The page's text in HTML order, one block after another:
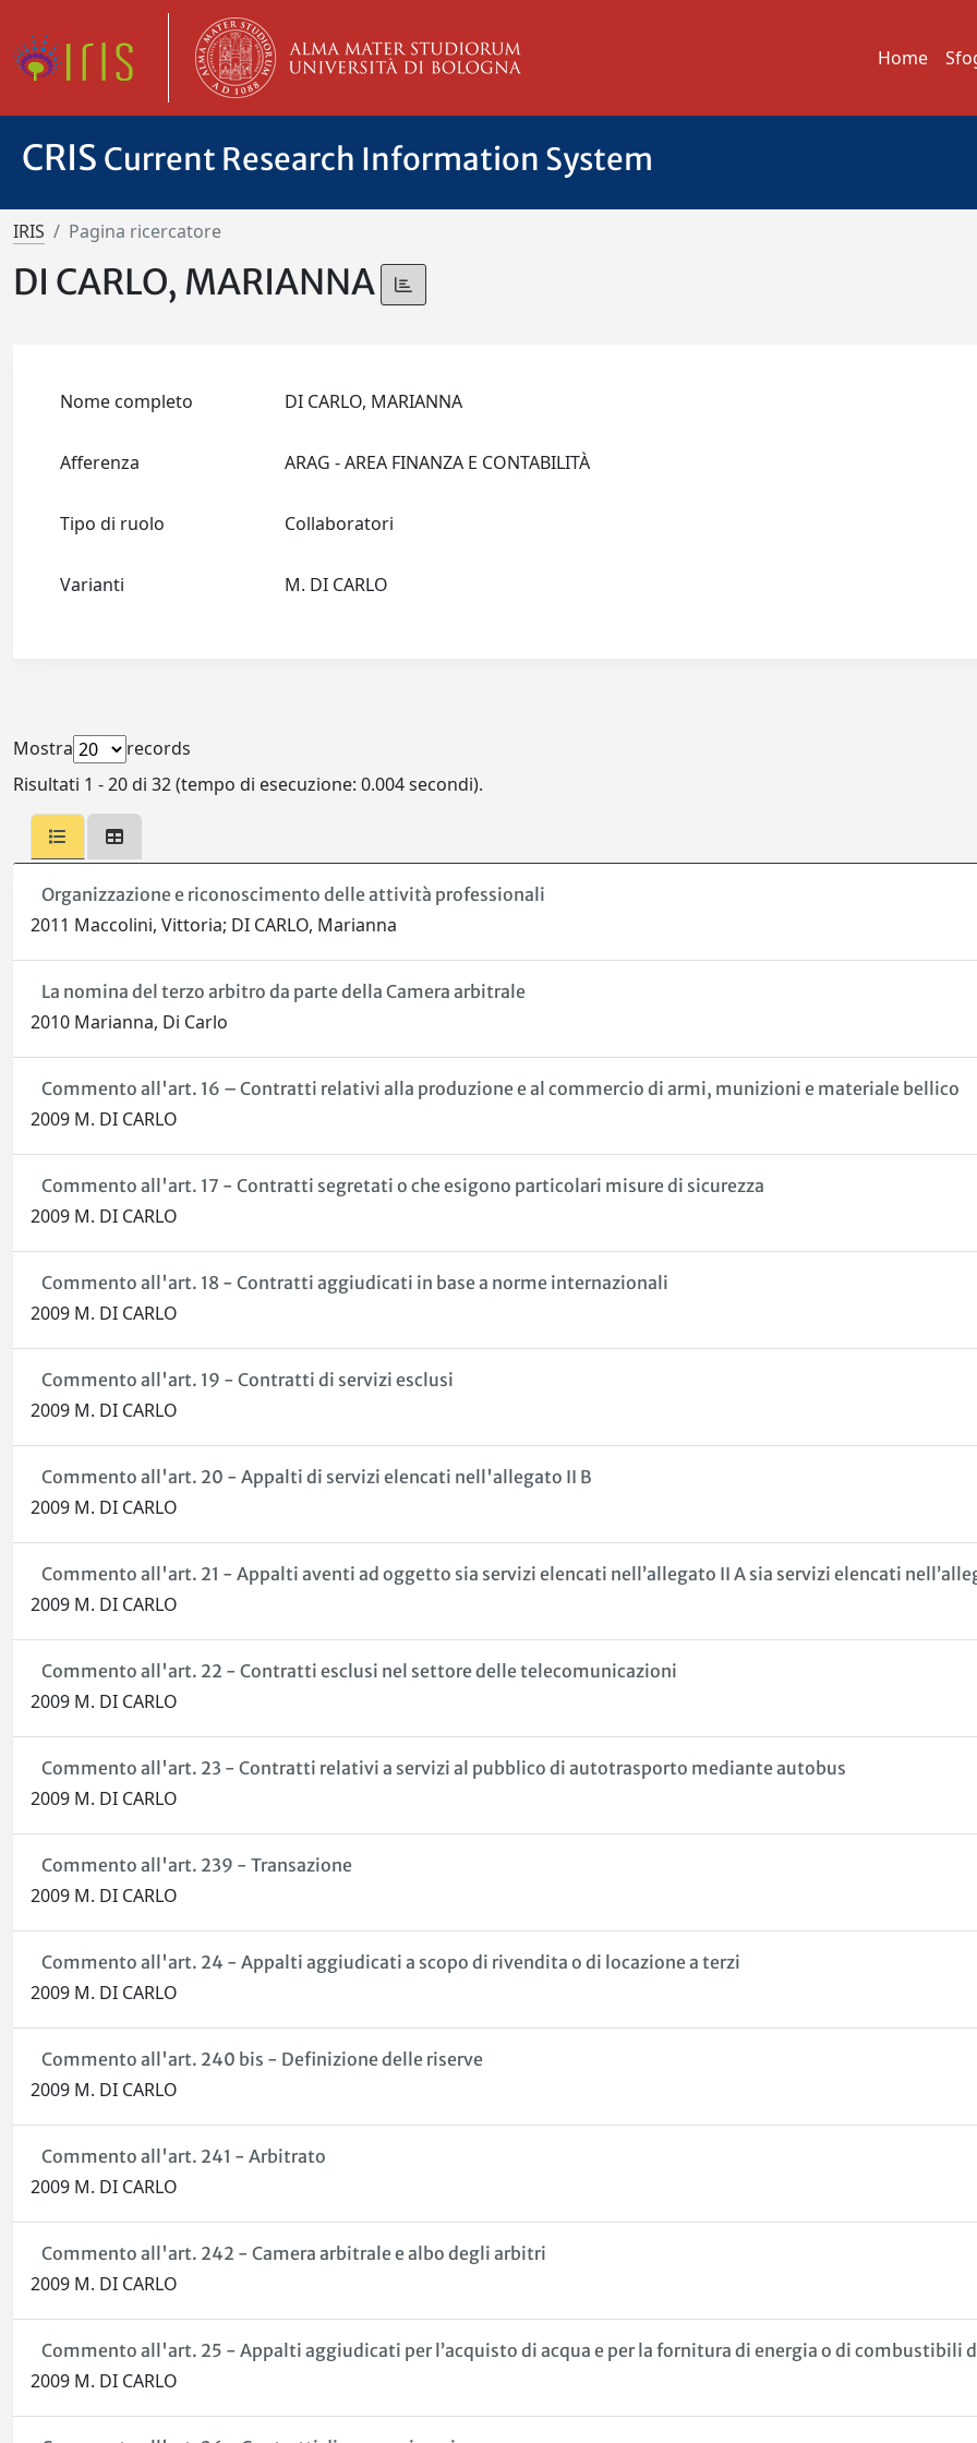
Home
CRIS Current Research Information System
IRIS Pagina ricercatore
DI CARLO, MARIANNA
Nome completo DI CARLO, MARIANNA
Afferenza ARAG - AREA FINANZA E CONTABILITÀ
Tipo di ruolo Collaboratori
Varianti M. DI CARLO
Mostra
records
Risultati 1 - 20 di 32 (tempo di esecuzione: 0.004 secondi).
Organizzazione e riconoscimento delle attività professionali
2011 Maccolini, Vittoria; DI CARLO, Marianna
La nomina del terzo arbitro da parte della Camera arbitrale
2010 Marianna, Di Carlo
Commento all'art. 16 – Contratti relativi alla produzione e al commercio di armi, munizioni e materiale bellico
2009 M. DI CARLO
Commento all'art. 17 - Contratti segretati o che esigono particolari misure di sicurezza
2009 M. DI CARLO
Commento all'art. 18 - Contratti aggiudicati in base a norme internazionali
2009 M. DI CARLO
Commento all'art. 19 - Contratti di servizi esclusi
2009 M. DI CARLO
Commento all'art. 20 - Appalti di servizi elencati nell'allegato II B
2009 M. DI CARLO
Commento all'art. 21 - Appalti aventi ad oggetto sia servizi elencati nell’allegato II A sia servizi elencati
2009 M. DI CARLO
Commento all'art. 22 - Contratti esclusi nel settore delle telecomunicazioni
2009 M. DI CARLO
Commento all'art. 23 - Contratti relativi a servizi al pubblico di autotrasporto mediante autobus
2009 M. DI CARLO
Commento all'art. 239 - Transazione
2009 M. DI CARLO
Commento all'art. 24 - Appalti aggiudicati a scopo di rivendita o di locazione a terzi
2009 M. DI CARLO
Commento all'art. 240 bis - Definizione delle riserve
2009 M. DI CARLO
Commento all'art. 241 - Arbitrato
2009 M. DI CARLO
Commento all'art. 242 - Camera arbitrale e albo degli arbitri
2009 M. DI CARLO
Commento all'art. 25 - Appalti aggiudicati per l’acquisto di acqua e per la fornitura di energia o di combustibili
2009 M. DI CARLO